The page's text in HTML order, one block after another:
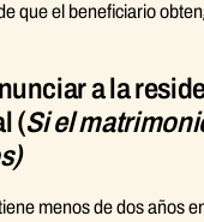
que el beneficiario
a la
(Si el
menos de dos años